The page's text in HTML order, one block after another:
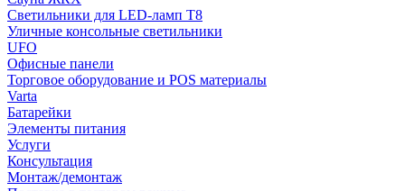
Светильники для LED-ламп T8
Уличные консольные светильники
UFO
Офисные панели
Торговое оборудование и POS материалы
Varta
Батарейки
Элементы питания
Услуги
Консультация
Монтаж/демонтаж